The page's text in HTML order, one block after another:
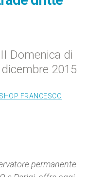
Domenica di
2015
FRANCESCO
permanente